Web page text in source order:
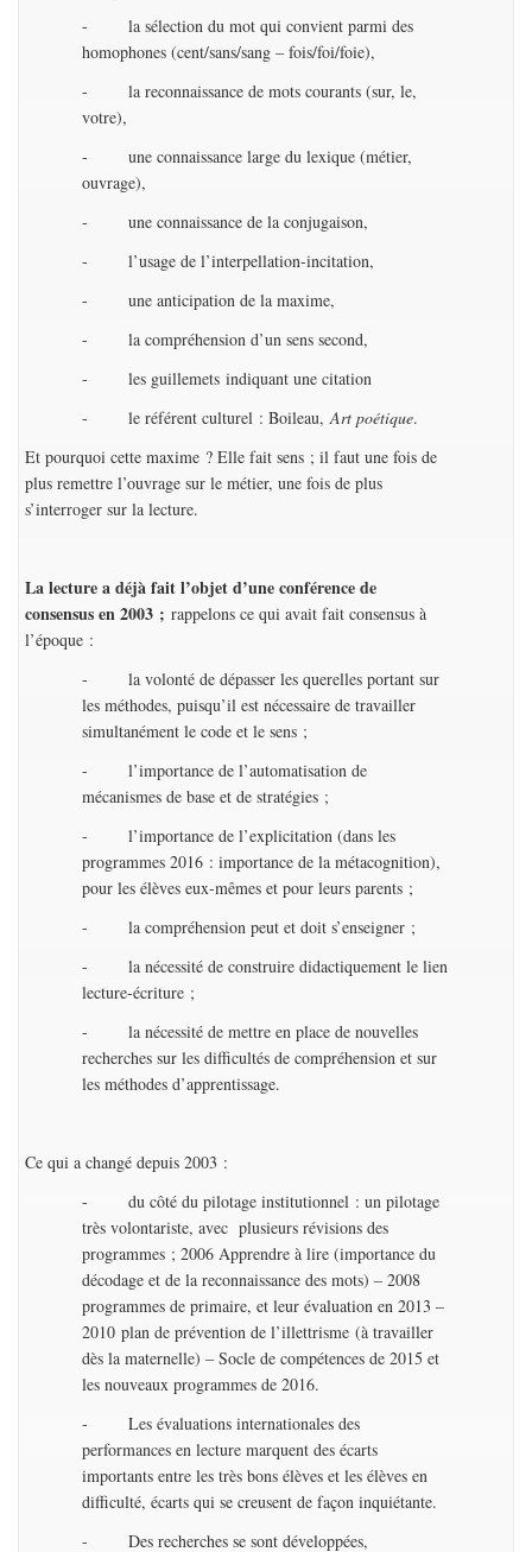
- la sélection du mot qui convient parmi des
homophones (cent/sans/sang – fois/foi/foie),
- la reconnaissance de mots courants (sur, le,
votre),
- une connaissance large du lexique (métier,
ouvrage),
- une connaissance de la conjugaison,
- l’usage de l’interpellation-incitation,
- une anticipation de la maxime,
- la compréhension d’un sens second,
- les guillemets indiquant une citation
- le référent culturel : Boileau,Art poétique.
Et pourquoi cette maxime ? Elle fait sens ; il faut une fois de
plus remettre l’ouvrage sur le métier, une fois de plus
s’interroger sur la lecture.
La lecture a déjà fait l’objet d’une conférence de
consensus en 2003 ; rappelons ce qui avait fait consensus à
l’époque :
- la volonté de dépasser les querelles portant sur
les méthodes, puisqu’il est nécessaire de travailler
simultanément le code et le sens ;
- l’importance de l’automatisation de
mécanismes de base et de stratégies ;
- l’importance de l’explicitation (dans les
programmes 2016 : importance de la métacognition),
pour les élèves eux-mêmes et pour leurs parents ;
- la compréhension peut et doit s’enseigner ;
- la nécessité de construire didactiquement le lien
lecture-écriture ;
- la nécessité de mettre en place de nouvelles
recherches sur les difficultés de compréhension et sur
les méthodes d’apprentissage.
Ce qui a changé depuis 2003 :
- du côté du pilotage institutionnel : un pilotage
très volontariste, avec plusieurs révisions des
programmes ; 2006 Apprendre à lire (importance du
décodage et de la reconnaissance des mots) – 2008
programmes de primaire, et leur évaluation en 2013 –
2010 plan de prévention de l’illettrisme (à travailler
dès la maternelle) – Socle de compétences de 2015 et
les nouveaux programmes de 2016.
- Les évaluations internationales des
performances en lecture marquent des écarts
importants entre les très bons élèves et les élèves en
difficulté, écarts qui se creusent de façon inquiétante.
- Des recherches se sont développées,